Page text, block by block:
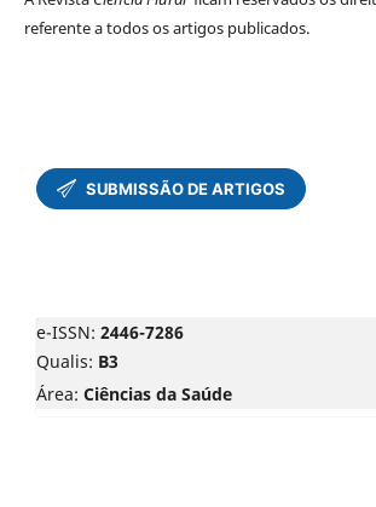
referente a todos os artigos publicados.
e-ISSN: 2446-7286
Qualis: B3
Área: Ciências da Saúde